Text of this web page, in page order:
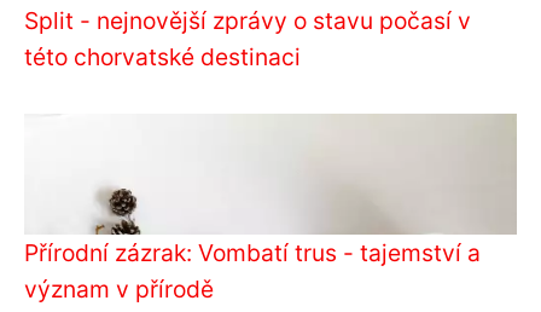
Split - nejnovější zprávy o stavu počasí v
této chorvatské destinaci
Přírodní zázrak: Vombatí trus - tajemství a
význam v přírodě